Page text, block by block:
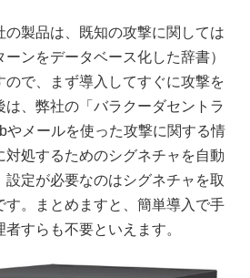
製品は、既知の攻撃に関しては
ンをデータベース化した辞書）
ので、まず導入してすぐに攻撃を
、弊社の「バラクーダセントラ
やメールを使った攻撃に関する情
対処するためのシグネチャを自動
設定が必要なのはシグネチャを取
す。まとめますと、簡単導入で手
すらも不要といえます。